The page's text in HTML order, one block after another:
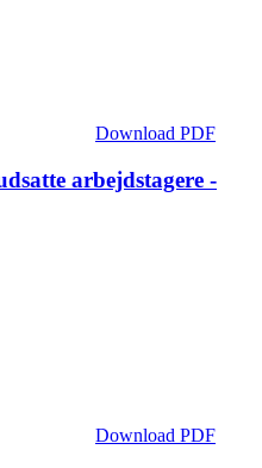
Download PDF
arbejdstagere -
Download PDF